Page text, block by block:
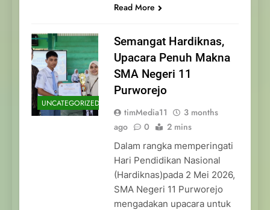
Read More
UNCATEGORIZED
Semangat Hardiknas,
Upacara Penuh Makna
SMA Negeri 11
Purworejo
timMedia11
3 months
ago
0 2 mins
Dalam rangka memperingati
Hari Pendidikan Nasional
(Hardiknas)pada 2 Mei 2026,
SMA Negeri 11 Purworejo
mengadakan upacara untuk